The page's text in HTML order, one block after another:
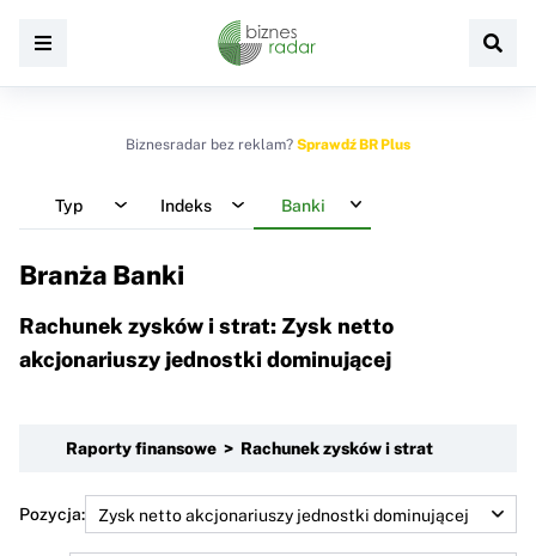
Biznesradar bez reklam? Sprawdź BR Plus
Typ Indeks Banki
Branża Banki
Rachunek zysków i strat: Zysk netto
akcjonariuszy jednostki dominującej
Raporty finansowe > Rachunek zysków i strat
Pozycja: